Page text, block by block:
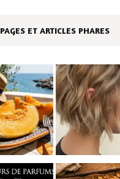
PAGES ET ARTICLES PHARES